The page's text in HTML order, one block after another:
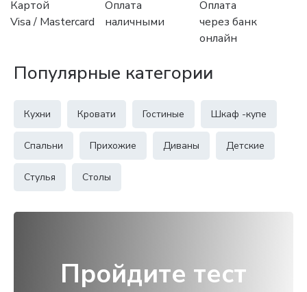
Картой
Visa / Mastercard
Оплата
наличными
Оплата
через банк
онлайн
Популярные категории
Кухни Кровати Гостиные Шкаф -купе
Спальни Прихожие Диваны Детские
Стулья Столы
Пройдите тест